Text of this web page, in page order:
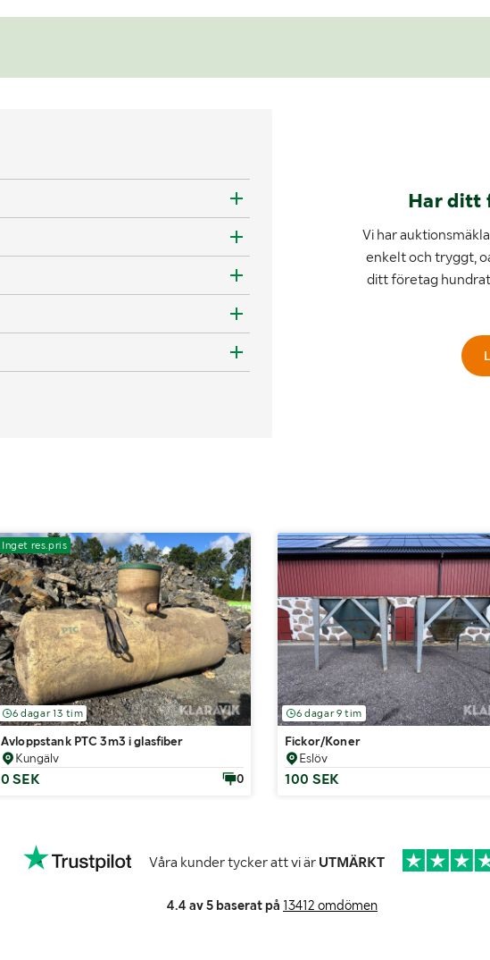
Har ditt
Vi har
enkelt och tryggt,
ditt företag
Inget res.pris
6 dagar 13 tim
Avloppstank PTC 3m3 i glasfiber
Kungälv
0 SEK 0
6 dagar 9 tim
Fickor/Koner
Eslöv
100 SEK
Våra kunder tycker att vi är UTMÄRKT
4.4 av 5 baserat på 13412 omdömen